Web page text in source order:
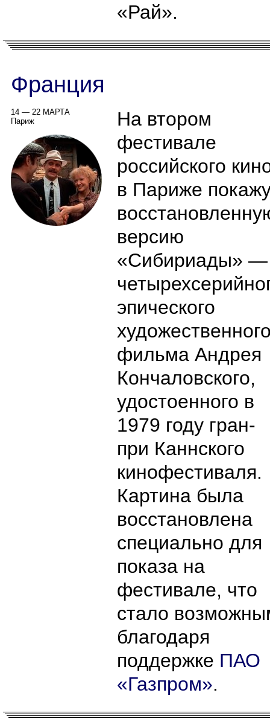
«Рай».
Франция
14 — 22 МАРТА
Париж
На втором
фестивале
российского
в Париже
версию
«Сибириады» —
эпического
фильма Андрея
Кончаловского,
удостоенного в
1979 году гран-
при Каннского
кинофестиваля.
Картина была
восстановлена
специально для
показа на
фестивале, что
стало
благодаря
поддержке ПАО
«Газпром».